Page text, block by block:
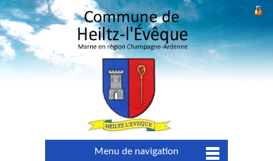
Menu de navigation